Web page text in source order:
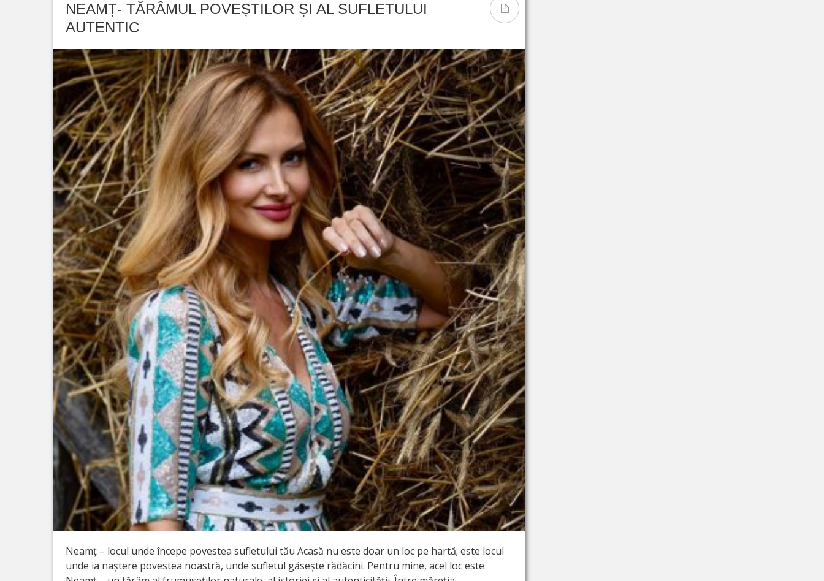
NEAMȚ- TĂRÂMUL POVEȘTILOR ȘI AL SUFLETULUI
AUTENTIC
Neamț – locul unde începe povestea sufletului tău Acasă nu este doar un loc pe hartă; este locul
unde ia naștere povestea noastră, unde sufletul găsește rădăcini. Pentru mine, acel loc este